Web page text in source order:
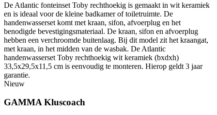
De Atlantic fonteinset Toby rechthoekig is gemaakt in wit keramiek
en is ideaal voor de kleine badkamer of toiletruimte. De
handenwasserset komt met kraan, sifon, afvoerplug en het
benodigde bevestigingsmateriaal. De kraan, sifon en afvoerplug
hebben een verchroomde buitenlaag. Bij dit model zit het kraangat,
met kraan, in het midden van de wasbak. De Atlantic
handenwasserset Toby rechthoekig wit keramiek (bxdxh)
33,5x29,5x11,5 cm is eenvoudig te monteren. Hierop geldt 3 jaar
garantie.
Nieuw
GAMMA Kluscoach